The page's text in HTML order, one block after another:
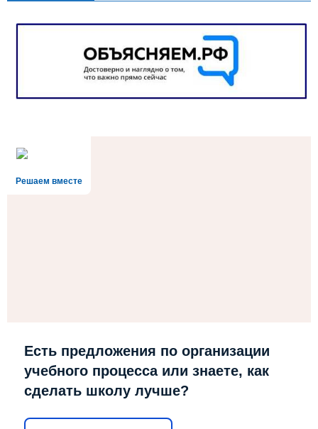
Решаем вместе
Есть предложения по организации
учебного процесса или знаете, как
сделать школу лучше?